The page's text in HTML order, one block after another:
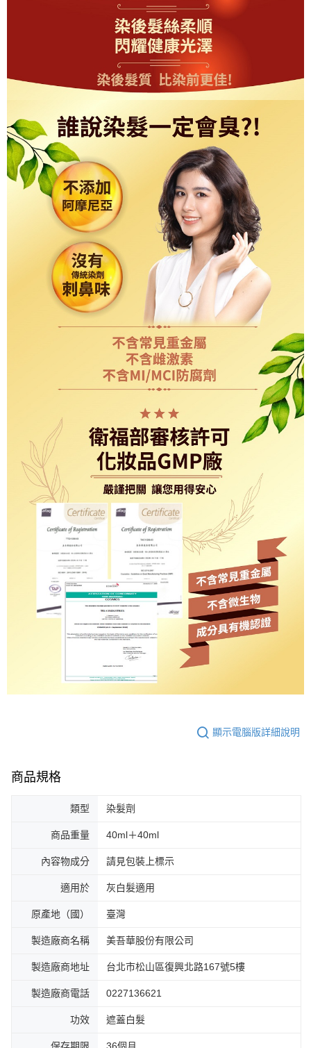
顯示電腦版詳細說明
商品規格
類型 染髮劑
商品重量 40ml＋40ml
內容物成分 請見包裝上標示
適用於 灰白髮適用
原產地（國） 臺灣
製造廠商名稱 美吾華股份有限公司
製造廠商地址 台北市松山區復興北路167號5樓
製造廠商電話 0227136621
功效 遮蓋白髮
保存期限 36個月